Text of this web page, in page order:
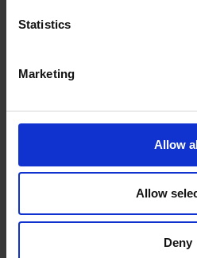
Statistics
Marketing
Allow
Allow
Deny
Heures d'ouverture
Mardi
9:00
9:00